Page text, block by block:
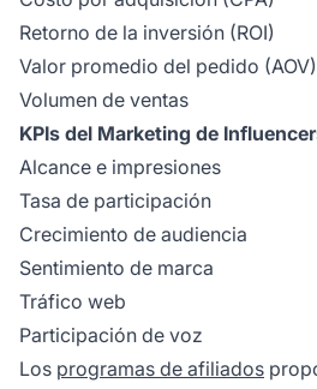
Retorno de la inversión (ROI)
Valor promedio del pedido (AOV)
Volumen de ventas
KPIs del Marketing de
Alcance e impresiones
Tasa de participación
Crecimiento de audiencia
Sentimiento de marca
Tráfico web
Participación de voz
Los programas de afiliados